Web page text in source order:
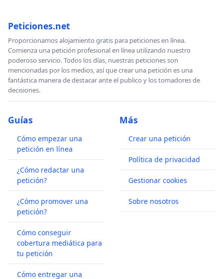
Peticiones.net
Proporcionamos alojamiento gratis para peticiones en línea.
Comienza una petición profesional en línea utilizando nuestro
poderoso servicio. Todos los días, nuestras peticiones son
mencionadas por los medios, así que crear una petición es una
fantástica manera de destacar ante el publico y los tomadores de
decisiones.
Guías
Cómo empezar una
petición en línea
¿Cómo redactar una
petición?
¿Cómo promover una
petición?
Cómo conseguir
cobertura mediática para
tu petición
Cómo entregar una
Más
Crear una petición
Política de privacidad
Gestionar cookies
Sobre nosotros